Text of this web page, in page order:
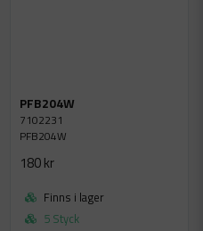
PFB204W
7102231
PFB204W
180 kr
Finns i lager
5 Styck